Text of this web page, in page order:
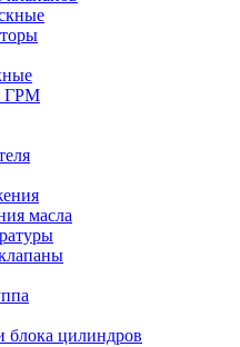
ГРМ
масла
блока цилиндров